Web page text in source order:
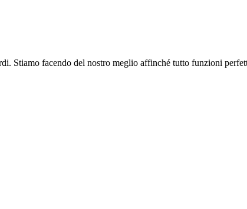
Stiamo facendo del nostro meglio affinché tutto funzioni